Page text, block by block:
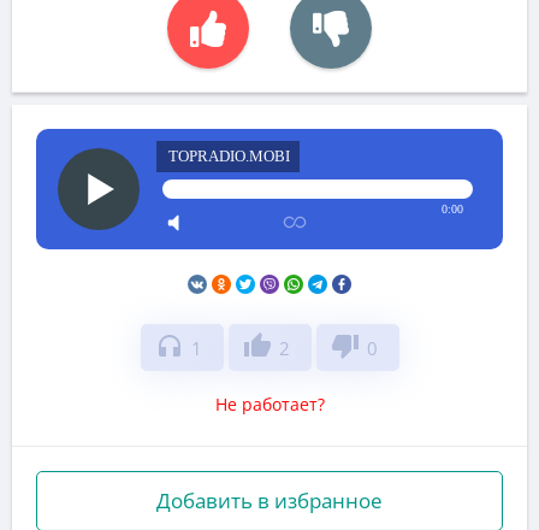
TOPRADIO.MOBI
0:00
headphones 1 thumb_up 2 thumb_down 0
Не работает?
Добавить в избранное